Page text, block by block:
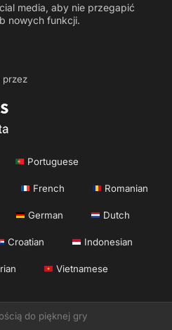
media, aby nie przegapić
nowych funkcji.
przez
Portuguese
French Romanian
German Dutch
Croatian Indonesian
Vietnamese
do pięknej gry